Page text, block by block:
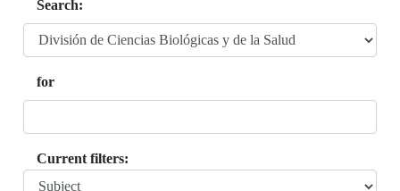
Search:
for
Current filters: